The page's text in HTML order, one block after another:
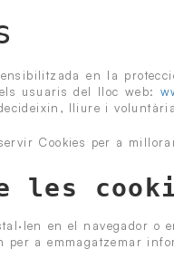
en la
usuaris del lloc web:
lliure i
Cookies per a
les
en el navegador
a emmagatzemar